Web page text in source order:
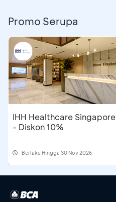
Promo Serupa
IHH Healthcare Singapore
- Diskon 10%
Berlaku Hingga 30 Nov 2026